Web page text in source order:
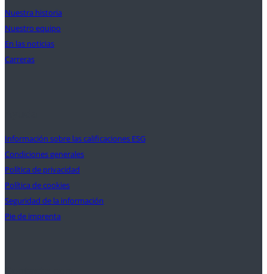
Nuestra historia
Nuestro equipo
En las noticias
Carreras
Información sobre las calificaciones ESG
Condiciones generales
Política de privacidad
Política de cookies
Seguridad de la información
Pie de imprenta